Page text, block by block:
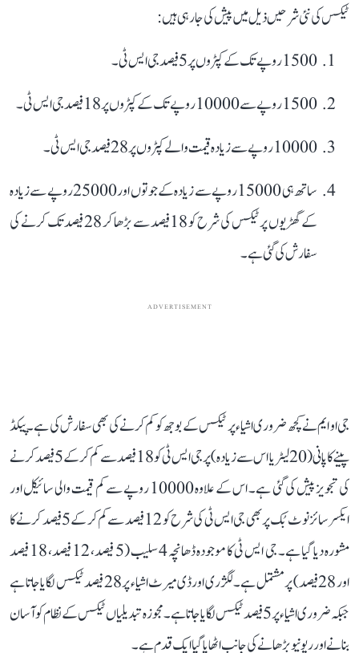
ٹیکس کی نئی شرحیں ذیل میں پیش کی جا رہی ہیں:
1500 روپے تک کے کپڑوں پر 5 فیصد جی ایس ٹی۔
1500 روپے سے 10000 روپے تک کے کپڑوں پر 18 فیصد جی ایس ٹی۔
10000 روپے سے زیادہ قیمت والے کپڑوں پر 28 فیصد جی ایس ٹی۔
ساتھ ہی 15000 روپے سے زیادہ کے جوتوں اور 25000 روپے سے زیادہ
کے گھڑیوں پر ٹیکس کی شرح کو 18 فیصد سے بڑھا کر 28 فیصد تک کرنے کی
سفارش کی گئی ہے۔
ADVERTISEMENT
جی او ایم نے کچھ ضروری اشیاء پر ٹیکس کے بوجھ کو کم کرنے کی بھی سفارش کی ہے۔ پیکڈ
پینے کا پانی (20 لیٹر یا اس سے زیادہ) پر جی ایس ٹی کو 18 فیصد سے کم کر کے 5 فیصد کرنے
کی تجویز پیش کی گئی ہے۔ اس کے علاوہ 10000 روپے سے کم قیمت والی سائیکل اور
ایکسرسائز نوٹ بُک پر بھی جی ایس ٹی کی شرح کو 12 فیصد سے کم کر کے 5 فیصد کرنے کا
مشورہ دیا گیا ہے۔ جی ایس ٹی کا موجودہ ڈھانچہ 4 سلیب (5 فیصد، 12 فیصد، 18 فیصد
اور 28 فیصد) پر مشتمل ہے۔ لگژری اور ڈی میرٹ اشیاء پر 28 فیصد ٹیکس لگایا جاتا ہے
جبکہ ضروری اشیاء پر 5 فیصد ٹیکس لگایا جاتا ہے۔ مجوزہ تبدیلیاں ٹیکس کے نظام کو آسان
بنانے اور ریونیو بڑھانے کی جانب اٹھایا گیا ایک قدم ہے۔